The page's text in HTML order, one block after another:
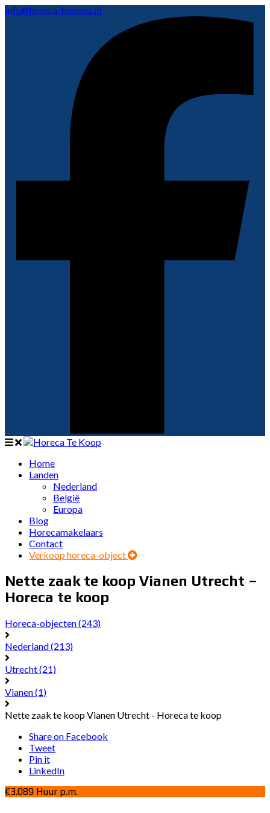
info@horeca-tekoop.nl
Home
Landen
Nederland
België
Europa
Blog
Horecamakelaars
Contact
Verkoop horeca-object
Nette zaak te koop Vianen Utrecht –
Horeca te koop
Horeca-objecten(243)
Nederland(213)
Utrecht(21)
Vianen(1)
Nette zaak te koop Vianen Utrecht - Horeca te koop
Share on Facebook
Tweet
Pin it
LinkedIn
€3.089 Huur p.m.